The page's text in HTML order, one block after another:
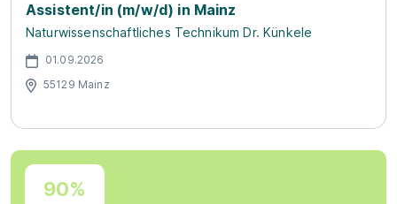
Assistent/in (m/w/d) in Mainz
Naturwissenschaftliches Technikum Dr. Künkele
01.09.2026
55129 Mainz
90%